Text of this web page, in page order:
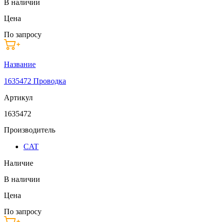
В наличии
Цена
По запросу
Название
1635472 Проводка
Артикул
1635472
Производитель
CAT
Наличие
В наличии
Цена
По запросу